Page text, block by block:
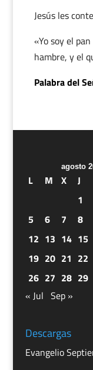
Jesús les
«Yo soy el
hambre, y el
Palabra del
agosto
L M X J
1
5
6 7 8
12 13 14 15
19 20 21 22
26 27 28 29
« Jul Sep »
Descargas
Evangelio